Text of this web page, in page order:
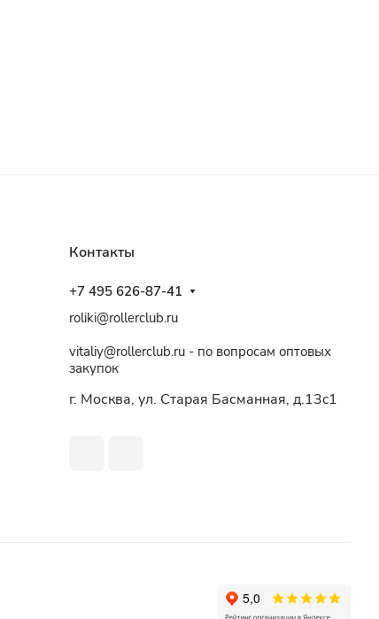
Контакты
+7 495 626-87-41
roliki@rollerclub.ru
vitaliy@rollerclub.ru - по вопросам оптовых
закупок
г. Москва, ул. Старая Басманная, д.13c1